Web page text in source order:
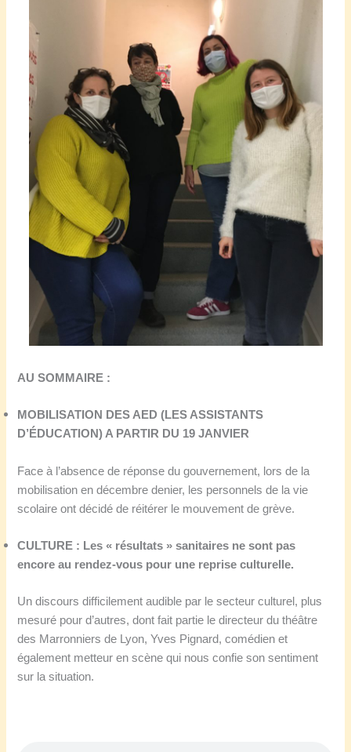
AU SOMMAIRE :
MOBILISATION DES AED (LES ASSISTANTS
D’ÉDUCATION) A PARTIR DU 19 JANVIER
Face à l’absence de réponse du gouvernement, lors de la
mobilisation en décembre denier, les personnels de la vie
scolaire ont décidé de réitérer le mouvement de grève.
CULTURE : Les « résultats » sanitaires ne sont pas
encore au rendez-vous pour une reprise culturelle.
Un discours difficilement audible par le secteur culturel, plus
mesuré pour d’autres, dont fait partie le directeur du théâtre
des Marronniers de Lyon, Yves Pignard, comédien et
également metteur en scène qui nous confie son sentiment
sur la situation.